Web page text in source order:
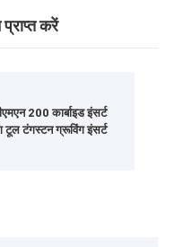
करें
200 कार्बाइड इंसर्ट
टूल टंगस्टन ग्रूविंग इंसर्ट